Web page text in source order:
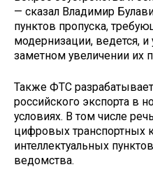
— сказал Владимир
пунктов пропуска,
модернизации, ведется,
заметном увеличении их
Также ФТС
российского экспорта в
условиях. В том числе
цифровых транспортных
интеллектуальных
ведомства.